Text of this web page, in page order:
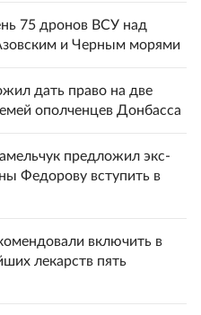
75 дронов ВСУ над
и Черным морями
дать право на две
ополченцев Донбасса
предложил экс-
Федорову вступить в
включить в
лекарств пять